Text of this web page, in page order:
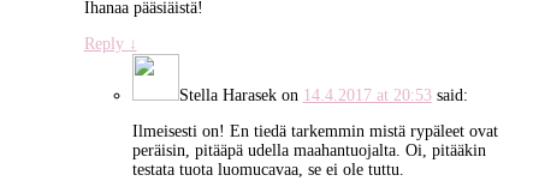
Ihanaa pääsiäistä!
Reply ↓
Stella Harasekon 14.4.2017 at 20:53 said:
Ilmeisesti on! En tiedä tarkemmin mistä rypäleet ovat
peräisin, pitääpä udella maahantuojalta. Oi, pitääkin
testata tuota luomucavaa, se ei ole tuttu.